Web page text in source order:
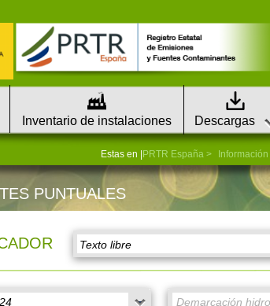
Inventario de instalaciones Descargas
Estas en | PRTR España
PUNTUALES